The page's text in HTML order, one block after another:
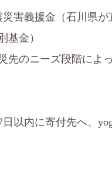
災害義援金（石川県
基金）
先のニーズ段階によ
以内に寄付先へ、